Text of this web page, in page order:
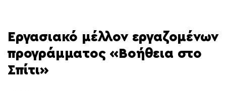
Εργασιακό μέλλον εργαζομένων
προγράμματος «Βοήθεια στο
Σπίτι»